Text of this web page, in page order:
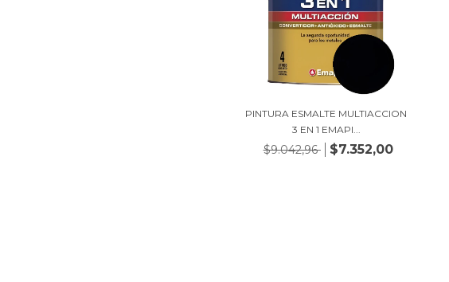
PINTURA ESMALTE MULTIACCION
3 EN 1 EMAPI...
$9.042,96 $7.352,00